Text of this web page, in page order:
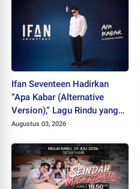
Ifan Seventeen Hadirkan
“Apa Kabar (Alternative
Version),” Lagu Rindu yang
Belum Usai
Augustus 03, 2026